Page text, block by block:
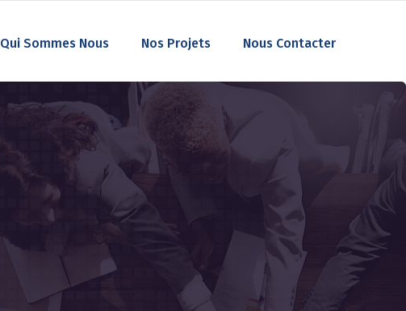
Qui Sommes Nous Nos Projets Nous Contacter